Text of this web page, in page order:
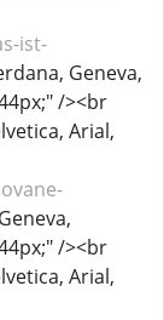
ist-
Geneva,
/><br
Arial,
/><br
Arial,